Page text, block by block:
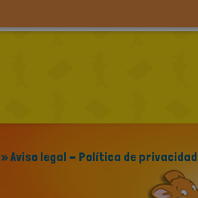
» Aviso legal - Política de privacidad